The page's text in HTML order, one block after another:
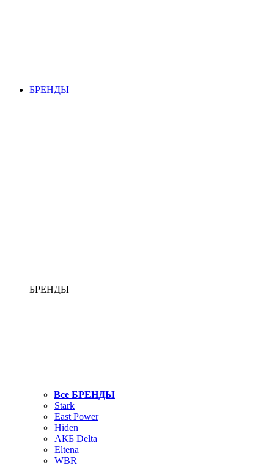
БРЕНДЫ
БРЕНДЫ
Все БРЕНДЫ
Stark
East Power
Hiden
АКБ Delta
Eltena
WBR